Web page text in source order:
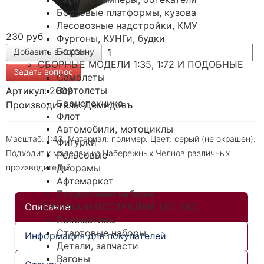
Бортовые платформы, кузова
Лесовозные надстройки, КМУ
Фургоны, КУНГи, будки
Боксы
СБОРНЫЕ МОДЕЛИ 1:35, 1:72 И ПОДОБНЫЕ
Самолеты
Вертолеты
Бронетехника
Флот
Автомобили, мотоциклы
Фигурки
Рельсовые
Диорамы
Афтемаркет
Подарочные наборы
ТЕХНИКА И ПОСТРОЙКИ 1:87 (H0)
Локомотивы
Стартовые наборы
Детали, запчасти
Вагоны
230 руб
Задать вопрос
Артикул: 2009
Производитель: Демидовъ
Масштаб: 1:43. Материал: полимер. Цвет: серый (не окрашен).
Подходит к моделям из Набережных Челнов различных
производителей
Описание
Информация для покупателей